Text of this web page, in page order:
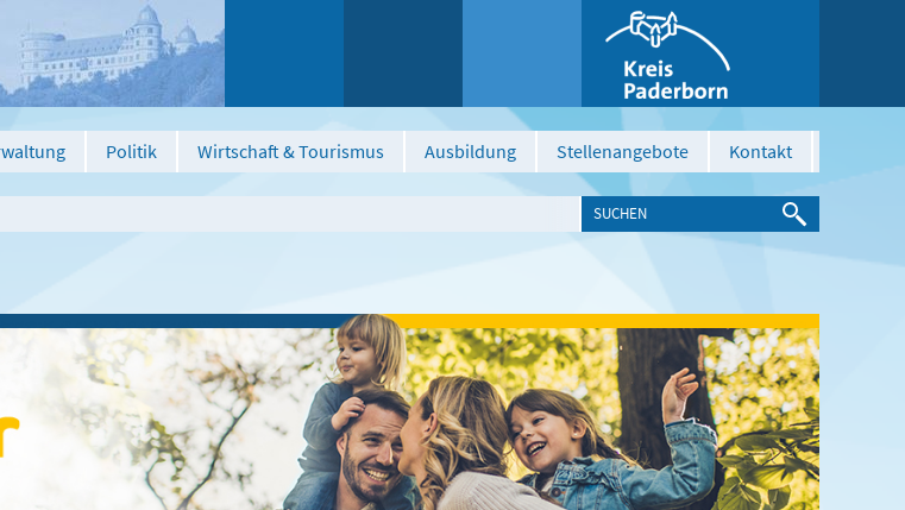
Politik Wirtschaft & Tourismus Ausbildung Stellenangebote Kontakt